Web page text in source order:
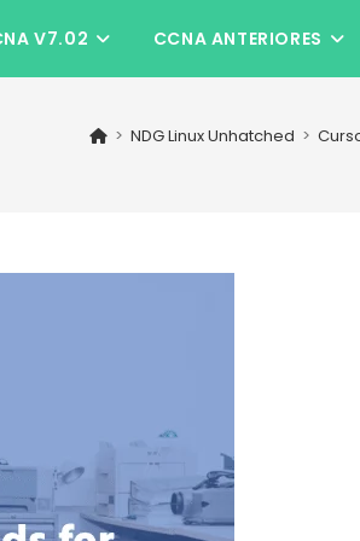
V7.02 CCNA ANTERIORES
> NDG Linux Unhatched >